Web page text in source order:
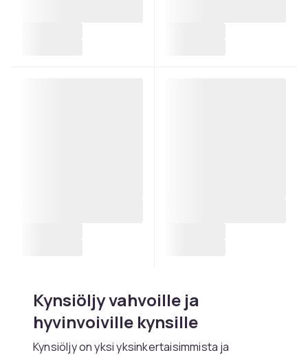
Kynsiöljy vahvoille ja
hyvinvoiville kynsille
Kynsiöljy on yksi yksinkertaisimmista ja